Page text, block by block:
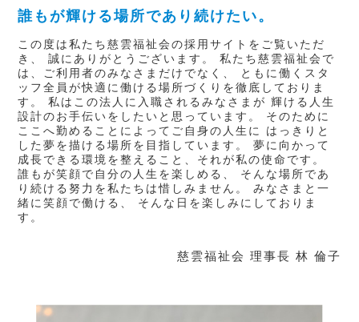
誰もが輝ける場所であり続けたい。
この度は私たち慈雲福祉会の採用サイトをご覧いただ
き、誠にありがとうございます。私たち慈雲福祉会で
は、ご利用者のみなさまだけでなく、 ともに働くスタ
ッフ全員が快適に働ける場所づくりを徹底しておりま
す。私はこの法人に入職されるみなさまが輝ける人生
設計のお手伝いをしたいと思っています。 そのために
ここへ勤めることによってご自身の人生に はっきりと
した夢を描ける場所を目指しています。夢に向かって
成長できる環境を整えること、それが私の使命です。
誰もが笑顔で自分の人生を楽しめる、 そんな場所であ
り続ける努力を私たちは惜しみません。みなさまと一
緒に笑顔で働ける、 そんな日を楽しみにしておりま
す。
慈雲福祉会 理事長 林 倫子